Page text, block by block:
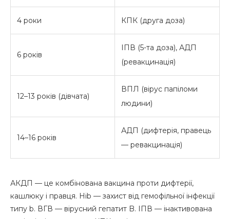
4 роки КПК (друга доза)
6 років
ІПВ (5-та доза), АДП
(ревакцинація)
12–13 років (дівчата)
ВПЛ (вірус папіломи
людини)
14–16 років
АДП (дифтерія, правець
— ревакцинація)
АКДП — це комбінована вакцина проти дифтерії,
кашлюку і правця. Hib — захист від гемофільної інфекції
типу b. ВГВ — вірусний гепатит B. ІПВ — інактивована